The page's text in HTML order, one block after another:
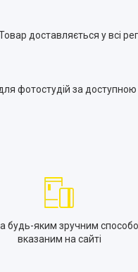
доставляється у всі
фотостудій за доступною
будь-яким зручним
вказаним на сайті